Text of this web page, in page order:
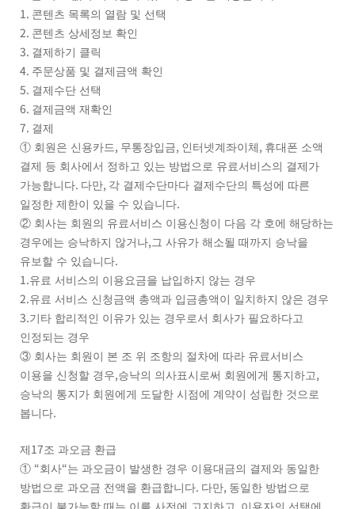
1. 콘텐츠 목록의 열람 및 선택
2. 콘텐츠 상세정보 확인
3. 결제하기 클릭
4. 주문상품 및 결제금액 확인
5. 결제수단 선택
6. 결제금액 재확인
7. 결제
① 회원은 신용카드 , 무통장입금, 인터넷계좌이체 , 휴대폰 소액
결제 등 회사에서 정하고 있는 방법으로 유료서비스의 결제가
가능합니다. 다만, 각 결제수단마다 결제수단의 특성에 따른
일정한 제한이 있을 수 있습니다.
② 회사는 회원의 유료서비스 이용신청이 다음 각 호에 해당하는
경우에는 승낙하지 않거나, 그 사유가 해소될 때까지 승낙을
유보할 수 있습니다.
1.유료 서비스의 이용요금을 납입하지 않는 경우
2.유료 서비스 신청금액 총액과 입금총액이 일치하지 않은 경우
3.기타 합리적인 이유가 있는 경우로서 회사가 필요하다고
인정되는 경우
③ 회사는 회원이 본 조 위 조항의 절차에 따라 유료서비스
이용을 신청할 경우,승낙의 의사표시로써 회원에게 통지하고 ,
승낙의 통지가 회원에게 도달한 시점에 계약이 성립한 것으로
봅니다.
제 17조 과오금 환급
① “회사“는 과오금이 발생한 경우 이용대금의 결제와 동일한
방법으로 과오금 전액을 환급합니다. 다만, 동일한 방법으로
,